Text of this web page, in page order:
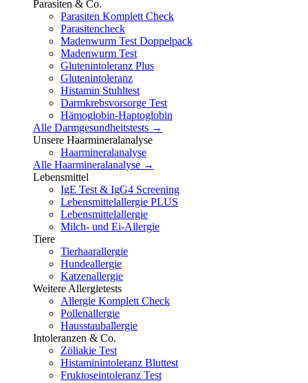
Parasiten & Co.
Parasiten Komplett Check
Parasitencheck
Madenwurm Test Doppelpack
Madenwurm Test
Glutenintoleranz Plus
Glutenintoleranz
Histamin Stuhltest
Darmkrebsvorsorge Test
Hämoglobin-Haptoglobin
Alle Darmgesundheitstests →
Unsere Haarmineralanalyse
Haarmineralanalyse
Alle Haarmineralanalyse →
Lebensmittel
IgE Test & IgG4 Screening
Lebensmittelallergie PLUS
Lebensmittelallergie
Milch- und Ei-Allergie
Tiere
Tierhaarallergie
Hundeallergie
Katzenallergie
Weitere Allergietests
Allergie Komplett Check
Pollenallergie
Hausstauballergie
Intoleranzen & Co.
Zöliakie Test
Histaminintoleranz Bluttest
Fruktoseintoleranz Test